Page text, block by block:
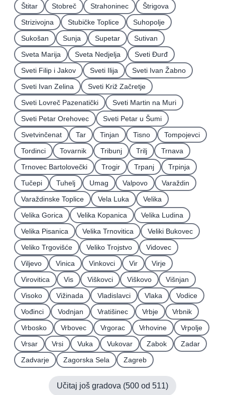
Štitar
Stobreč Strahoninec
Štrigova
Strizivojna
Stubičke Toplice
Suhopolje
Sukošan
Sunja Supetar
Sutivan
Sveta Marija
Sveta Nedjelja
Sveti Ðurđ
Sveti Filip i Jakov
Sveti Ilija
Sveti Ivan Žabno
Sveti Ivan Zelina
Sveti Križ Začretje
Sveti Lovreč Pazenatički
Sveti Martin na Muri
Sveti Petar Orehovec
Sveti Petar u Šumi
Svetvinčenat
Tar Tinjan Tisno
Tompojevci
Tordinci
Tovarnik Tribunj Trilj
Trnava
Trnovec Bartolovečki
Trogir Trpanj
Trpinja
Tučepi
Tuhelj Umag Valpovo
Varaždin
Varaždinske Toplice
Vela Luka
Velika
Velika Gorica
Velika Kopanica
Velika Ludina
Velika Pisanica
Velika Trnovitica
Veliki Bukovec
Veliko Trgovišće
Veliko Trojstvo
Vidovec
Viljevo
Vinica Vinkovci Vir
Virje
Virovitica
Vis Viškovci Viškovo
Višnjan
Visoko
Vižinada Vladislavci Vlaka
Vodice
Vođinci
Vodnjan Vratišinec Vrbje
Vrbnik
Vrbosko
Vrbovec Vrgorac Vrhovine
Vrpolje
Vrsar
Vrsi Vuka Vukovar Zabok
Zadar
Zadvarje
Zagorska Sela Zagreb
Učitaj još gradova (500 od 511)